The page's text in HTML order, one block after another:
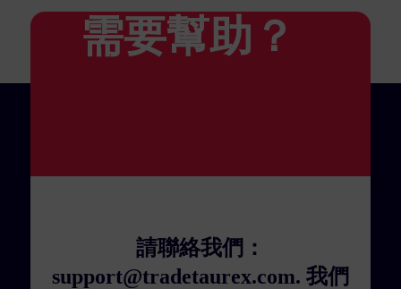
準帳戶，與美分帳戶共存。
需要幫助？
請聯絡我們：
support@tradetaurex.com. 我們